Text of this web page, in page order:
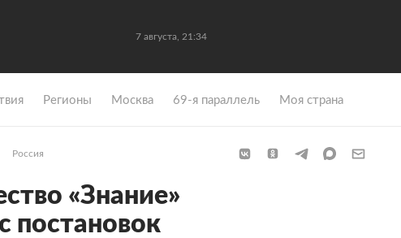
7 августа, 21:34
Регионы Москва 69-я параллель Моя страна
Россия
«Знание»
постановок